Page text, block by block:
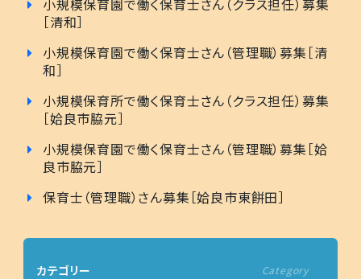
［清和］
小規模保育園で働く保育士さん（管理職）募集［清
和］
小規模保育所で働く保育士さん（クラス担任）募集
［姶良市脇元］
小規模保育園で働く保育士さん（管理職）募集［姶
良市脇元］
保育士（管理職）さん募集［姶良市東餅田］
カテゴリー Category